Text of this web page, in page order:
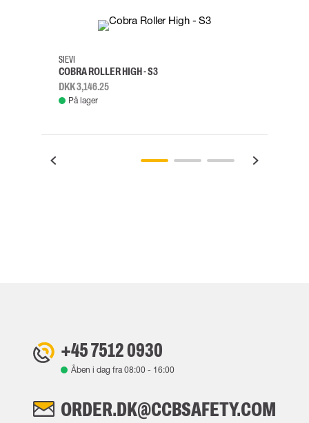
38
SIEVI
COBRA ROLLER HIGH - S3
DKK 3,146.25
På lager
+45 7512 0930
Åben i dag fra08:00 - 16:00
ORDER.DK@CCBSAFETY.COM